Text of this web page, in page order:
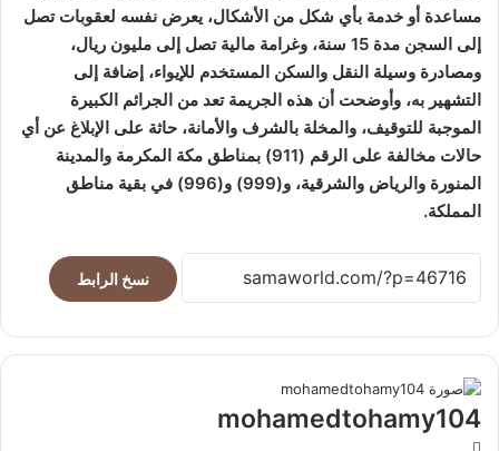
مساعدة أو خدمة بأي شكل من الأشكال، يعرض نفسه لعقوبات تصل
إلى السجن مدة 15 سنة، وغرامة مالية تصل إلى مليون ريال،
ومصادرة وسيلة النقل والسكن المستخدم للإيواء، إضافة إلى
التشهير به، وأوضحت أن هذه الجريمة تعد من الجرائم الكبيرة
الموجبة للتوقيف، والمخلة بالشرف والأمانة، حاثة على الإبلاغ عن أي
حالات مخالفة على الرقم (911) بمناطق مكة المكرمة والمدينة
المنورة والرياض والشرقية، و(999) و(996) في بقية مناطق
المملكة.
نسخ الرابط
mohamedtohamy104